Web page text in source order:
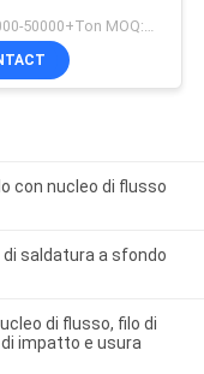
con nucleo di flusso
saldatura a sfondo
di flusso, filo di
impatto e usura